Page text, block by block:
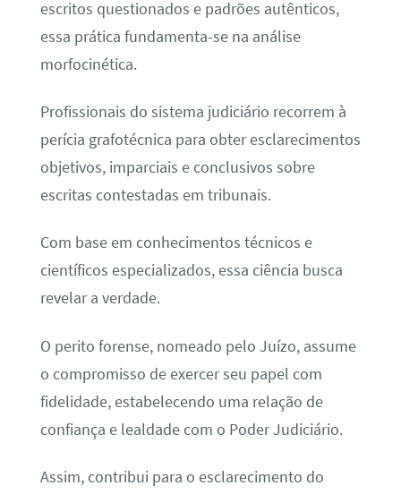
escritos questionados e padrões autênticos,
essa prática fundamenta-se na análise
morfocinética.
Profissionais do sistema judiciário recorrem à
perícia grafotécnica para obter esclarecimentos
objetivos, imparciais e conclusivos sobre
escritas contestadas em tribunais.
Com base em conhecimentos técnicos e
científicos especializados, essa ciência busca
revelar a verdade.
O perito forense, nomeado pelo Juízo, assume
o compromisso de exercer seu papel com
fidelidade, estabelecendo uma relação de
confiança e lealdade com o Poder Judiciário.
Assim, contribui para o esclarecimento do